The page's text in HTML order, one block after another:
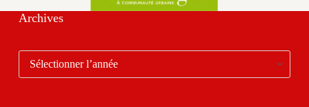
Archives
Archives